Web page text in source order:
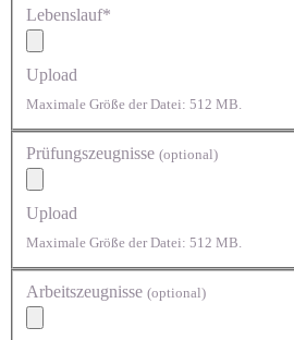
Lebenslauf*
Upload
Maximale Größe der Datei: 512 MB.
Prüfungszeugnisse (optional)
Upload
Maximale Größe der Datei: 512 MB.
Arbeitszeugnisse (optional)